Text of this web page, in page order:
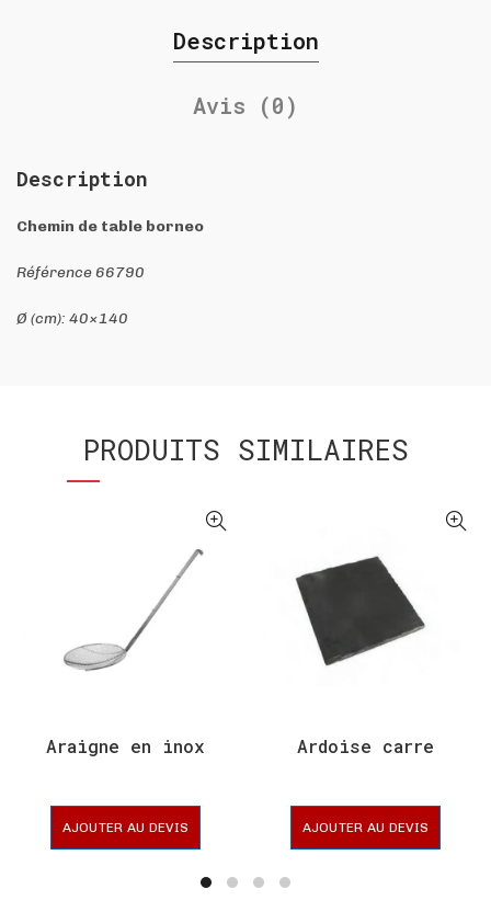
Description
Avis (0)
Description
Chemin de table borneo
Référence 66790
Ø (cm): 40×140
PRODUITS SIMILAIRES
Araigne en inox
AJOUTER AU DEVIS
Ardoise carre
AJOUTER AU DEVIS